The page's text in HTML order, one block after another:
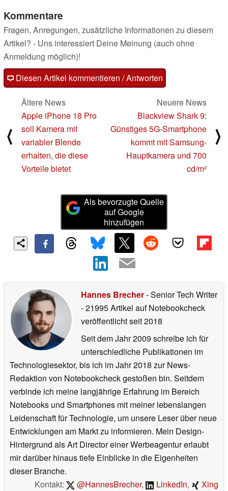
Kommentare
Fragen, Anregungen, zusätzliche Informationen zu diesem
Artikel? - Uns interessiert Deine Meinung (auch ohne
Anmeldung möglich)!
Diesen Artikel kommentieren / Antworten
⟨
Ältere News
Apple iPhone 18 Pro
soll Kamera mit
variabler Blende
erhalten, die diese
Vorteile bietet
Neuere News
Blackview Shark 9:
Günstiges 5G-Smartphone
kommt mit Samsung-
Hauptkamera und 700
cd/m²
⟩
Als bevorzugte Quelle
auf Google
hinzufügen
Hannes Brecher- Senior Tech Writer
- 21995 Artikel auf Notebookcheck
veröffentlichtseit 2018
Seit dem Jahr 2009 schreibe ich für
unterschiedliche Publikationen im
Technologiesektor, bis ich im Jahr 2018 zur News-
Redaktion von Notebookcheck gestoßen bin. Seitdem
verbinde ich meine langjährige Erfahrung im Bereich
Notebooks und Smartphones mit meiner lebenslangen
Leidenschaft für Technologie, um unsere Leser über neue
Entwicklungen am Markt zu informieren. Mein Design-
Hintergrund als Art Director einer Werbeagentur erlaubt
mir darüber hinaus tiefe Einblicke in die Eigenheiten
dieser Branche.
Kontakt:
@HannesBrecher, LinkedIn, Xing